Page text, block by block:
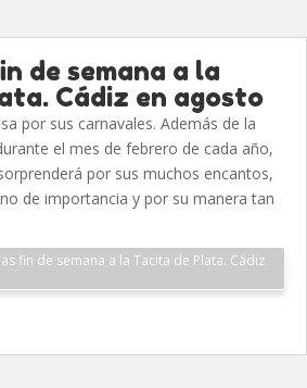
de semana a la
Cádiz en agosto
por sus carnavales. Además de la
el mes de febrero de cada año,
por sus muchos encantos,
de importancia y por su manera tan
fin de semana a la Tacita de Plata. Cádiz